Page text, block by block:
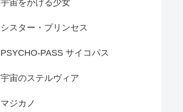
宇宙をかける少女
シスター・プリンセス
PSYCHO-PASS サイコパス
宇宙のステルヴィア
マジカノ